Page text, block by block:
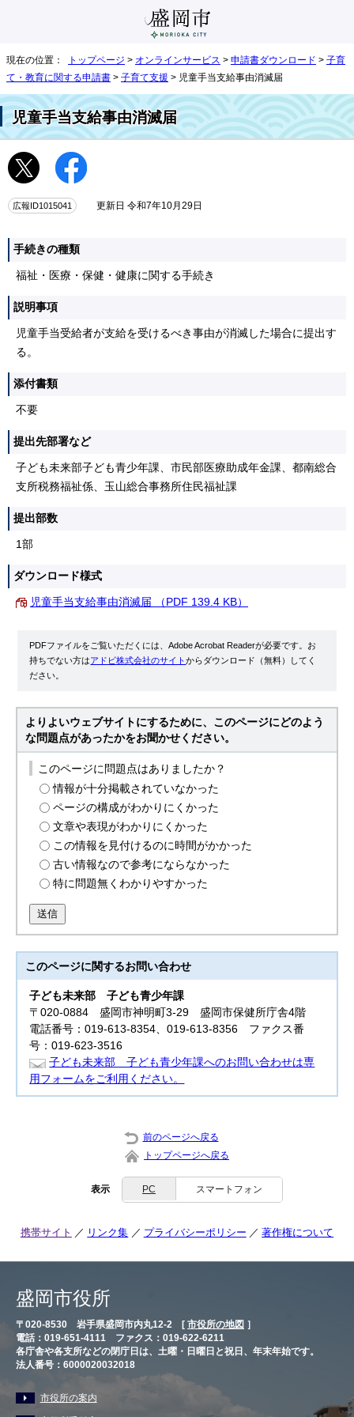
現在の位置： トップページ > オンラインサービス > 申請書ダウンロード > 子育
て・教育に関する申請書 > 子育て支援 > 児童手当支給事由消滅届
児童手当支給事由消滅届
広報ID1015041 更新日 令和7年10月29日
手続きの種類
福祉・医療・保健・健康に関する手続き
説明事項
児童手当受給者が支給を受けるべき事由が消滅した場合に提出す
る。
添付書類
不要
提出先部署など
子ども未来部子ども青少年課、市民部医療助成年金課、都南総合
支所税務福祉係、玉山総合事務所住民福祉課
提出部数
1部
ダウンロード様式
児童手当支給事由消滅届 （PDF 139.4 KB）
PDFファイルをご覧いただくには、Adobe Acrobat Readerが必要です。お
持ちでない方はアドビ株式会社のサイトからダウンロード（無料）してく
ださい。
よりよいウェブサイトにするために、このページにどのよう
な問題点があったかをお聞かせください。
このページに問題点はありましたか？
情報が十分掲載されていなかった
ページの構成がわかりにくかった
文章や表現がわかりにくかった
この情報を見付けるのに時間がかかった
古い情報なので参考にならなかった
特に問題無くわかりやすかった
送信
このページに関するお問い合わせ
子ども未来部子ども青少年課
〒020-0884 盛岡市神明町3-29 盛岡市保健所庁舎4階
電話番号：019-613-8354、019-613-8356 ファクス番
号：019-623-3516
子ども未来部 子ども青少年課へのお問い合わせは専
用フォームをご利用ください。
前のページへ戻る
トップページへ戻る
表示 PC スマートフォン
携帯サイト リンク集 プライバシーポリシー 著作権について
盛岡市役所
〒020-8530 岩手県盛岡市内丸12-2 [ 市役所の地図 ］
電話：019-651-4111 ファクス：019-622-6211
各庁舎や各支所などの閉庁日は、土曜・日曜日と祝日、年末年始です。
法人番号：6000020032018
市役所の案内